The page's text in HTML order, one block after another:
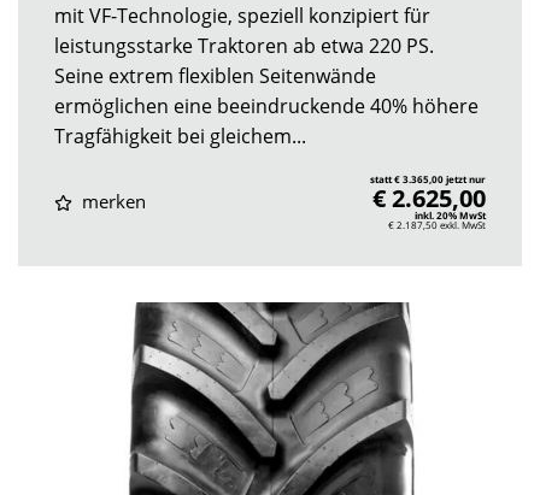
mit VF-Technologie, speziell konzipiert für
leistungsstarke Traktoren ab etwa 220 PS.
Seine extrem flexiblen Seitenwände
ermöglichen eine beeindruckende 40% höhere
Tragfähigkeit bei gleichem...
merken
statt € 3.365,00 jetzt nur
€ 2.625,00
inkl. 20% MwSt
€ 2.187,50exkl. MwSt